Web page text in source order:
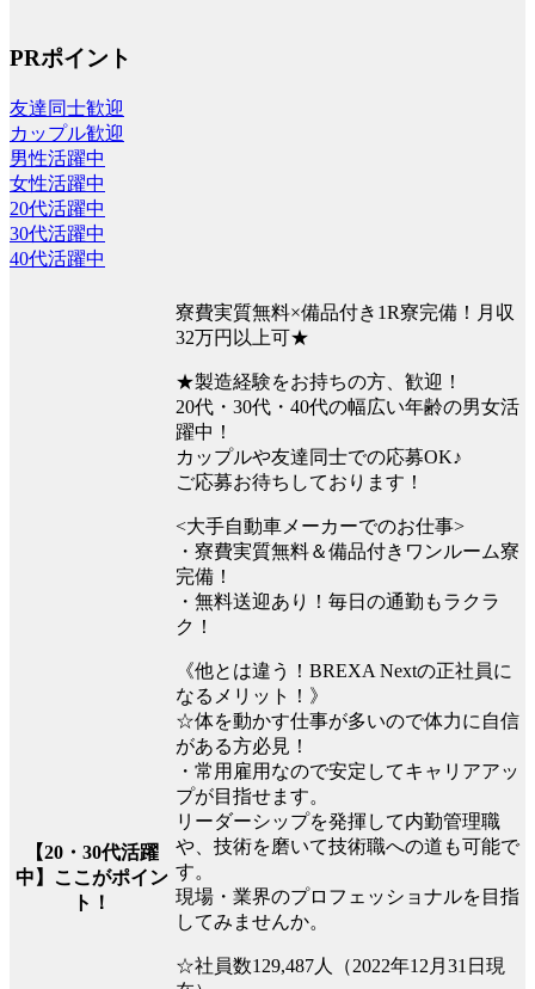
PRポイント
友達同士歓迎
カップル歓迎
男性活躍中
女性活躍中
20代活躍中
30代活躍中
40代活躍中
【20・30代活躍
中】ここがポイン
ト！
寮費実質無料×備品付き1R寮完備！月収
32万円以上可★
★製造経験をお持ちの方、歓迎！
20代・30代・40代の幅広い年齢の男女活
躍中！
カップルや友達同士での応募OK♪
ご応募お待ちしております！
<大手自動車メーカーでのお仕事>
・寮費実質無料＆備品付きワンルーム寮
完備！
・無料送迎あり！毎日の通勤もラクラ
ク！
《他とは違う！BREXA Nextの正社員に
なるメリット！》
☆体を動かす仕事が多いので体力に自信
がある方必見！
・常用雇用なので安定してキャリアアッ
プが目指せます。
リーダーシップを発揮して内勤管理職
や、技術を磨いて技術職への道も可能で
す。
現場・業界のプロフェッショナルを目指
してみませんか。
☆社員数129,487人（2022年12月31日現